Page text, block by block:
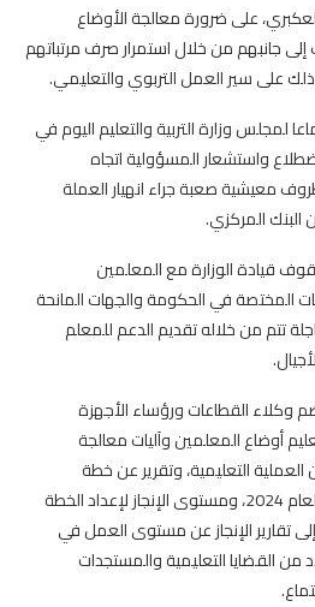
على ضرورة معالجة الأوضاع
جانبهم من خلال استمرار صرف مرتباتهم
ذلك على سير العمل التربوي والتعليمي.
لمجلس وزارة التربية والتعليم اليوم في
واستشعار المسؤولية اتجاه
معيشية صعبة جراء انهيار العملة
البنك المركزي.
قيادة الوزارة مع المعلمين
المختصة في الحكومة والجهات المانحة
تتم من خلاله تقديم الدعم للمعلم
وكلاء القطاعات ورؤساء الأجهزة
أوضاع المعلمين وآليات معالجة
التعليمية، وتقرير عن خطة
الاستجابة الإنسانية في اليمن للعام 2024، ومستوى الإنجاز لإعداد الخطة
2030، إضافة إلى تقارير الإنجاز عن مستوى العمل في
للعام 2023، وعدد من القضايا التعليمية والمستجدات